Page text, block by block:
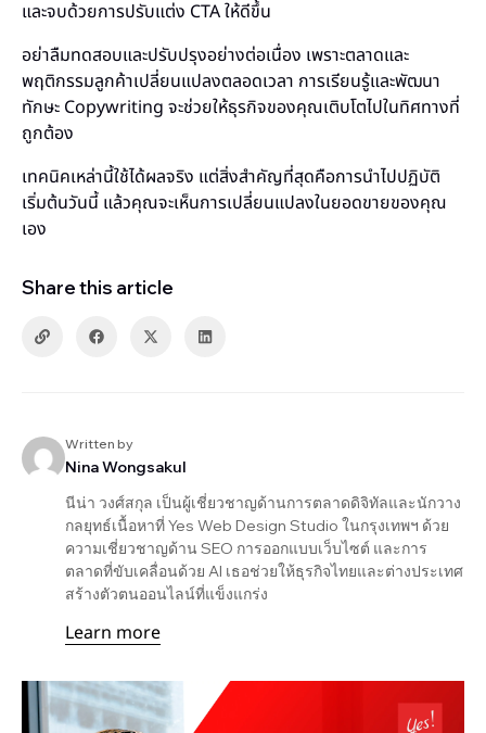
และจบด้วยการปรับแต่ง CTA ให้ดีขึ้น
อย่าลืมทดสอบและปรับปรุงอย่างต่อเนื่อง เพราะตลาดและ
พฤติกรรมลูกค้าเปลี่ยนแปลงตลอดเวลา การเรียนรู้และพัฒนา
ทักษะ Copywriting จะช่วยให้ธุรกิจของคุณเติบโตไปในทิศทางที่
ถูกต้อง
เทคนิคเหล่านี้ใช้ได้ผลจริง แต่สิ่งสำคัญที่สุดคือการนำไปปฏิบัติ
เริ่มต้นวันนี้ แล้วคุณจะเห็นการเปลี่ยนแปลงในยอดขายของคุณ
เอง
Share this article
Written by
Nina Wongsakul
นีน่า วงศ์สกุล เป็นผู้เชี่ยวชาญด้านการตลาดดิจิทัลและนักวาง
กลยุทธ์เนื้อหาที่ Yes Web Design Studio ในกรุงเทพฯ ด้วย
ความเชี่ยวชาญด้าน SEO การออกแบบเว็บไซต์ และการ
ตลาดที่ขับเคลื่อนด้วย AI เธอช่วยให้ธุรกิจไทยและต่างประเทศ
สร้างตัวตนออนไลน์ที่แข็งแกร่ง
Learn more